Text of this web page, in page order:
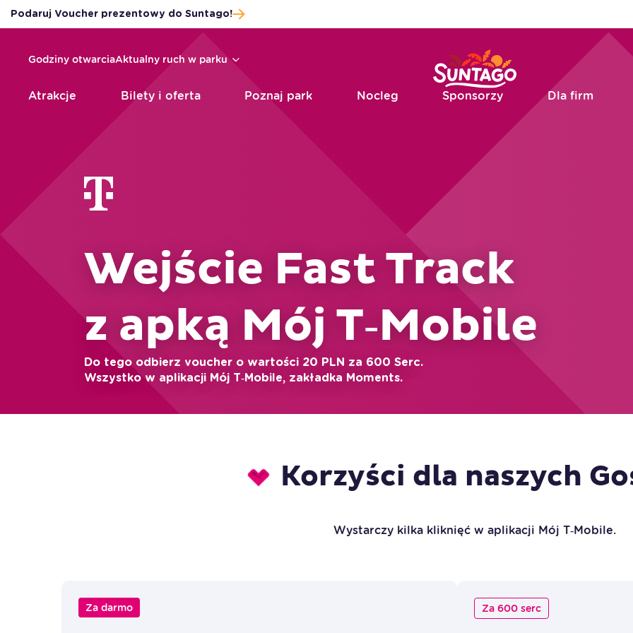
Podaruj Voucher prezentowy do Suntago!
Godziny otwarciaAktualny ruch w parku
Atrakcje Bilety i oferta Poznaj park Nocleg Sponsorzy Dla firm
Wejście Fast Track
z apką Mój T‑Mobile
Do tego odbierz voucher o wartości 20 PLN za 600 Serc.
Wszystko w aplikacji Mój T‑Mobile, zakładka Moments.
Korzyści dla naszych
Wystarczy kilka kliknięć w aplikacji Mój T‑Mobile.
Za darmo Za 600 serc